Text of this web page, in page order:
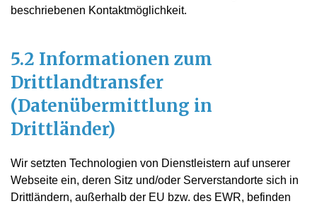
beschriebenen Kontaktmöglichkeit.
5.2 Informationen zum
Drittlandtransfer
(Datenübermittlung in
Drittländer)
Wir setzten Technologien von Dienstleistern auf unserer
Webseite ein, deren Sitz und/oder Serverstandorte sich in
Drittländern, außerhalb der EU bzw. des EWR, befinden